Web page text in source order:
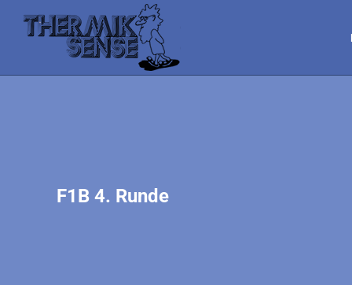
F1B 4. Runde